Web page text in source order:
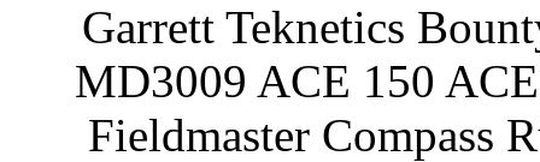
Garrett Teknetics
MD3009 ACE 150
Fieldmaster Compass